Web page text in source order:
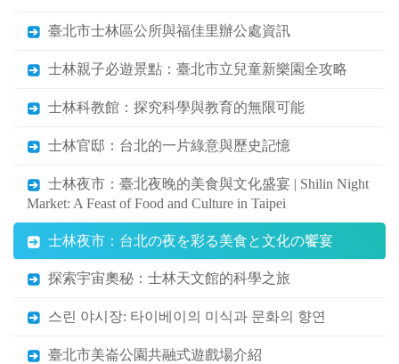
臺北市士林區公所與福佳里辦公處資訊
士林親子必遊景點：臺北市立兒童新樂園全攻略
士林科教館：探究科學與教育的無限可能
士林官邸：台北的一片綠意與歷史記憶
士林夜市：臺北夜晚的美食與文化盛宴 | Shilin Night
Market: A Feast of Food and Culture in Taipei
士林夜市：台北の夜を彩る美食と文化の饗宴
探索宇宙奧秘：士林天文館的科學之旅
스린 야시장: 타이베이의 미식과 문화의 향연
臺北市美崙公園共融式遊戲場介紹